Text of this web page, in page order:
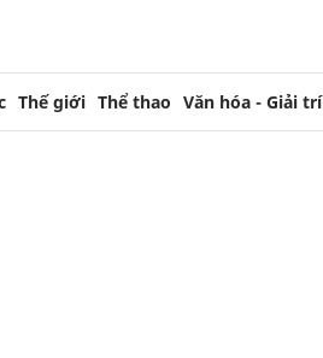
Thế giới Thể thao Văn hóa - Giải trí